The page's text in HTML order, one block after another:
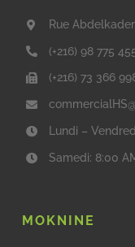
Rue
(+216) 98 775
(+216) 73 366
Lundi –
Samedi: 8:00
MOKNINE